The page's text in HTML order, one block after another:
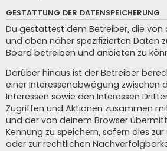
GESTATTUNG DER DATENSPEICHERUNG
Du gestattest dem Betreiber, die von
und oben näher spezifizierten Daten
Board betreiben und anbieten zu
Darüber hinaus ist der Betreiber
einer Interessenabwägung zwischen
Interessen sowie den Interessen
Zugriffen und Aktionen zusammen
und der von deinem Browser
Kennung zu speichern, sofern dies
oder zur rechtlichen